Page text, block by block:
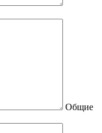
Общие